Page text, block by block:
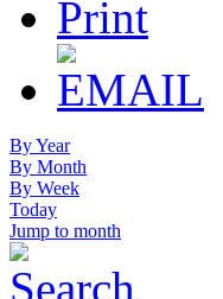
By Year
By Month
By Week
Today
Jump to month